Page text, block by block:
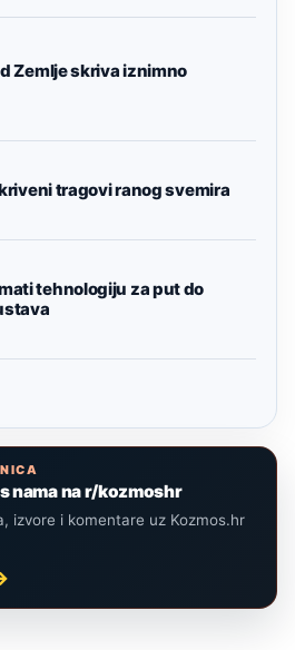
Zemlje skriva iznimno
tragovi ranog svemira
tehnologiju za put do
nama na r/kozmoshr
izvore i komentare uz Kozmos.hr